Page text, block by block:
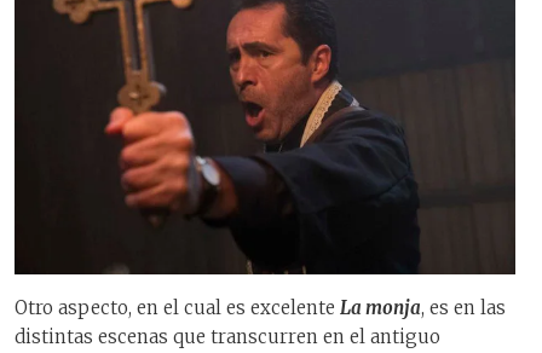
Otro aspecto, en el cual es excelente La monja, es en las
distintas escenas que transcurren en el antiguo